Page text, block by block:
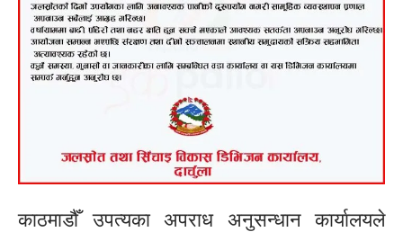
काठमाडौँ उपत्यका अपराध अनुसन्धान कार्यालयले